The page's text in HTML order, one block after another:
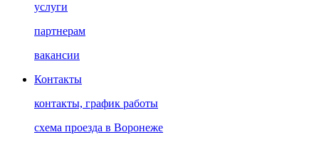
услуги
партнерам
вакансии
Контакты
контакты, график работы
схема проезда в Воронеже